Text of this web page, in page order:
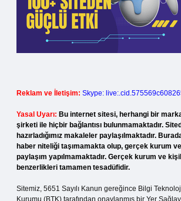
Reklam ve İletişim: Skype:
Yasal Uyarı: Bu internet sitesi, herhangi bir
şirketi ile hiçbir bağlantısı bulunmamaktadır.
hazırladığımız makaleler paylaşılmaktadır.
haber niteliği taşımamakta olup, gerçek kurum
paylaşım yapılmamaktadır. Gerçek kurum ve
benzerlikleri tamamen tesadüfidir.
Sitemiz, 5651 Sayılı Kanun gereğince Bilgi
Kurumu (BTK) tarafından onaylanmış bir Yer